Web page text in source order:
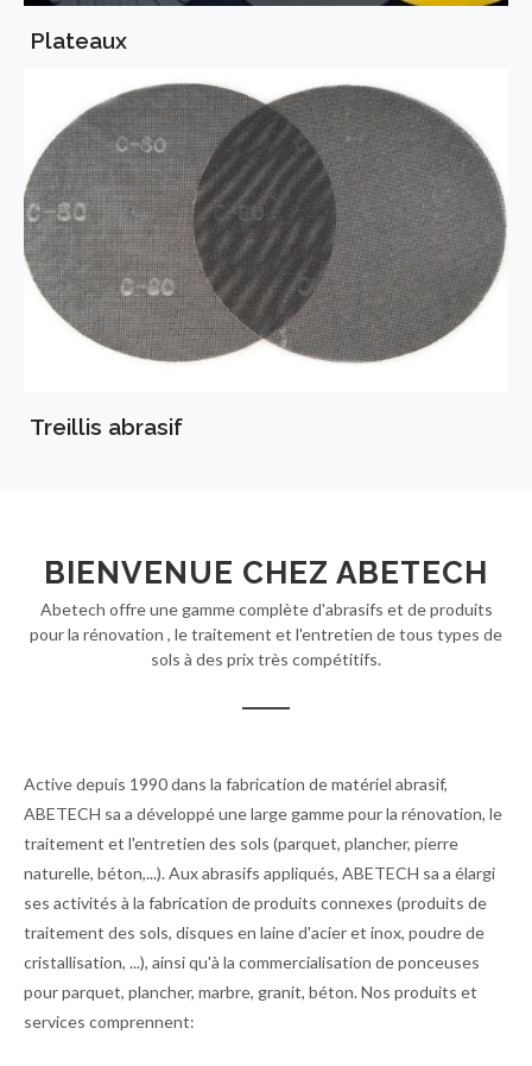
Plateaux
Treillis abrasif
BIENVENUE CHEZ ABETECH
Abetech offre une gamme complète d'abrasifs et de produits
pour la rénovation , le traitement et l'entretien de tous types de
sols à des prix très compétitifs.
Active depuis 1990 dans la fabrication de matériel abrasif,
ABETECH sa a développé une large gamme pour la rénovation, le
traitement et l'entretien des sols (parquet, plancher, pierre
naturelle, béton,...). Aux abrasifs appliqués, ABETECH sa a élargi
ses activités à la fabrication de produits connexes (produits de
traitement des sols, disques en laine d'acier et inox, poudre de
cristallisation, ...), ainsi qu'à la commercialisation de ponceuses
pour parquet, plancher, marbre, granit, béton. Nos produits et
services comprennent: